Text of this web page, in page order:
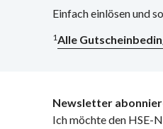
Einfach einlösen und
1Alle
Newsletter
Ich möchte den HSE-